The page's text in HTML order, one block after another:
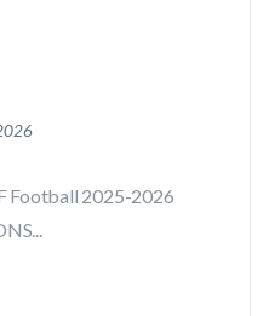
Football 2025-2026